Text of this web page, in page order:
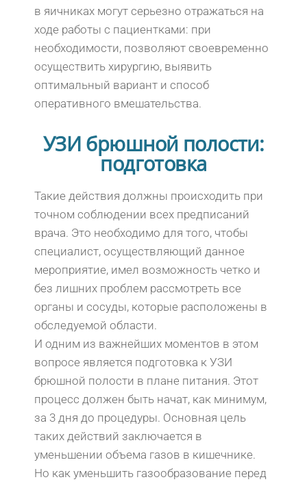
в яичниках могут серьезно отражаться на
ходе работы с пациентками: при
необходимости, позволяют своевременно
осуществить хирургию, выявить
оптимальный вариант и способ
оперативного вмешательства.
УЗИ брюшной полости:
подготовка
Такие действия должны происходить при
точном соблюдении всех предписаний
врача. Это необходимо для того, чтобы
специалист, осуществляющий данное
мероприятие, имел возможность четко и
без лишних проблем рассмотреть все
органы и сосуды, которые расположены в
обследуемой области.
И одним из важнейших моментов в этом
вопросе является подготовка к УЗИ
брюшной полости в плане питания. Этот
процесс должен быть начат, как минимум,
за 3 дня до процедуры. Основная цель
таких действий заключается в
уменьшении объема газов в кишечнике.
Но как уменьшить газообразование перед